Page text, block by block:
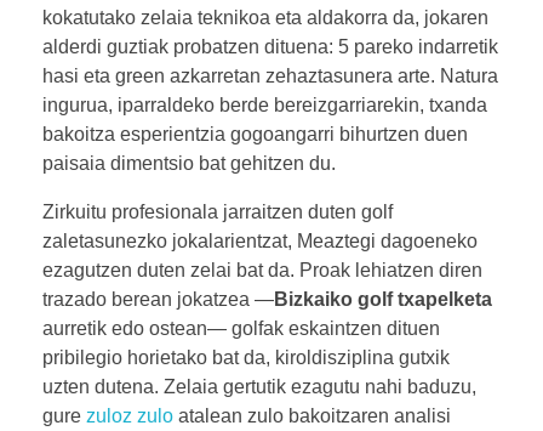
kokatutako zelaia teknikoa eta aldakorra da, jokaren
alderdi guztiak probatzen dituena: 5 pareko indarretik
hasi eta green azkarretan zehaztasunera arte. Natura
ingurua, iparraldeko berde bereizgarriarekin, txanda
bakoitza esperientzia gogoangarri bihurtzen duen
paisaia dimentsio bat gehitzen du.
Zirkuitu profesionala jarraitzen duten golf
zaletasunezko jokalarientzat, Meaztegi dagoeneko
ezagutzen duten zelai bat da. Proak lehiatzen diren
trazado berean jokatzea —Bizkaiko golf txapelketa
aurretik edo ostean— golfak eskaintzen dituen
pribilegio horietako bat da, kiroldisziplina gutxik
uzten dutena. Zelaia gertutik ezagutu nahi baduzu,
gure zuloz zulo atalean zulo bakoitzaren analisi